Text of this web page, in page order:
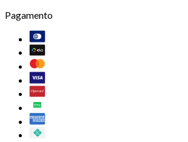
Pagamento